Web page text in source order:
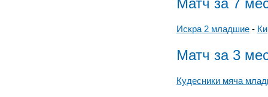
Матч за 7
Искра 2 младшие -
Матч за 3
Кудесники мяча